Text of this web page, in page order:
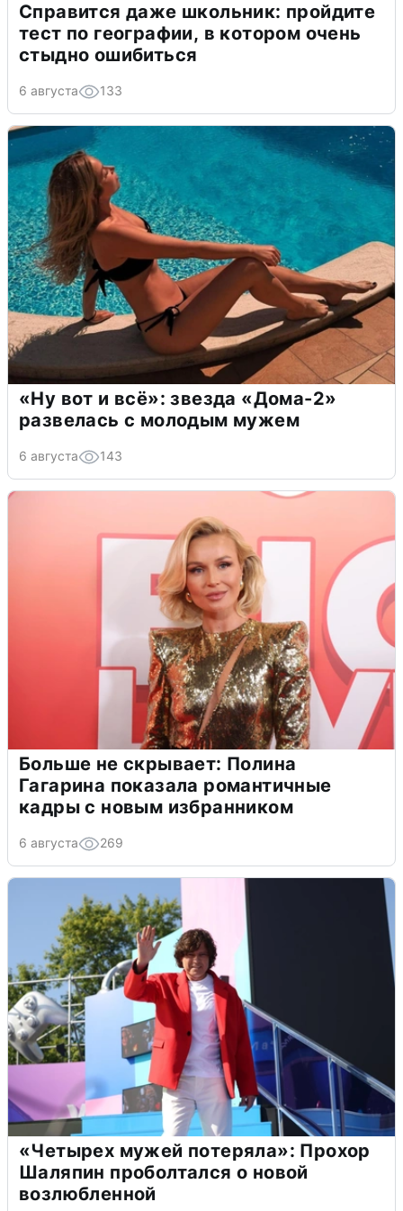
Справится даже школьник: пройдите
тест по географии, в котором очень
стыдно ошибиться
6 августа 133
«Ну вот и всё»: звезда «Дома-2»
развелась с молодым мужем
6 августа 143
Больше не скрывает: Полина
Гагарина показала романтичные
кадры с новым избранником
6 августа 269
«Четырех мужей потеряла»: Прохор
Шаляпин проболтался о новой
возлюбленной